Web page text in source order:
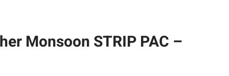
Monsoon STRIP PAC –